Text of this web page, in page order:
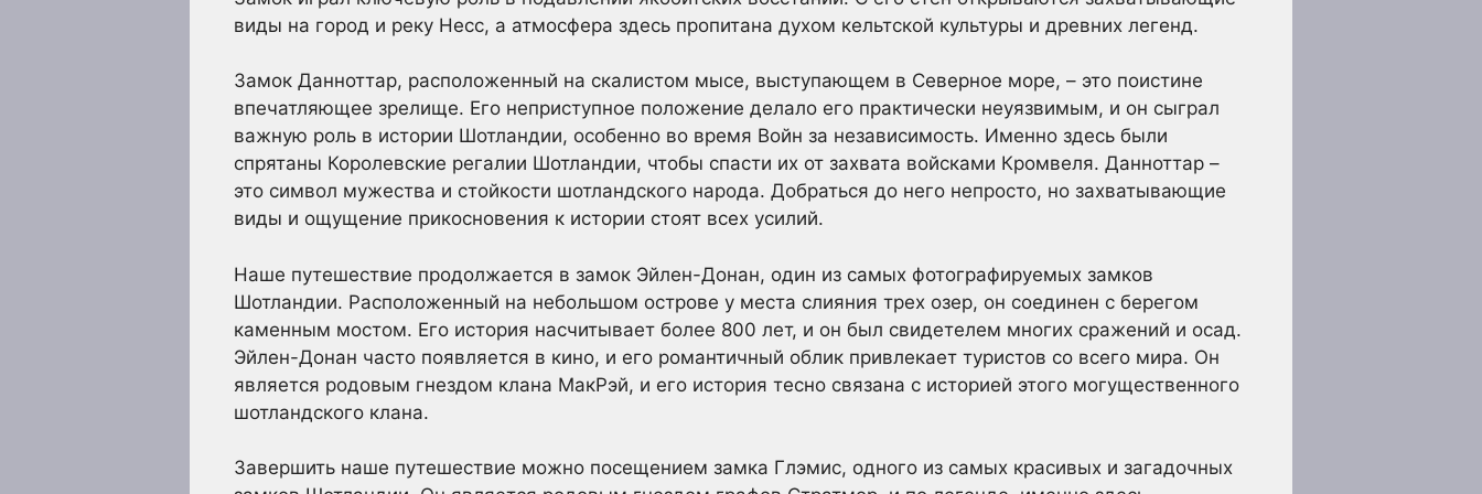
виды на город и реку Несс, а атмосфера здесь пропитана духом кельтской культуры и древних легенд.
Замок Данноттар, расположенный на скалистом мысе, выступающем в Северное море, – это поистине
впечатляющее зрелище. Его неприступное положение делало его практически неуязвимым, и он сыграл
важную роль в истории Шотландии, особенно во время Войн за независимость. Именно здесь были
спрятаны Королевские регалии Шотландии, чтобы спасти их от захвата войсками Кромвеля. Данноттар –
это символ мужества и стойкости шотландского народа. Добраться до него непросто, но захватывающие
виды и ощущение прикосновения к истории стоят всех усилий.
Наше путешествие продолжается в замок Эйлен-Донан, один из самых фотографируемых замков
Шотландии. Расположенный на небольшом острове у места слияния трех озер, он соединен с берегом
каменным мостом. Его история насчитывает более 800 лет, и он был свидетелем многих сражений и осад.
Эйлен-Донан часто появляется в кино, и его романтичный облик привлекает туристов со всего мира. Он
является родовым гнездом клана МакРэй, и его история тесно связана с историей этого могущественного
шотландского клана.
Завершить наше путешествие можно посещением замка Глэмис, одного из самых красивых и загадочных